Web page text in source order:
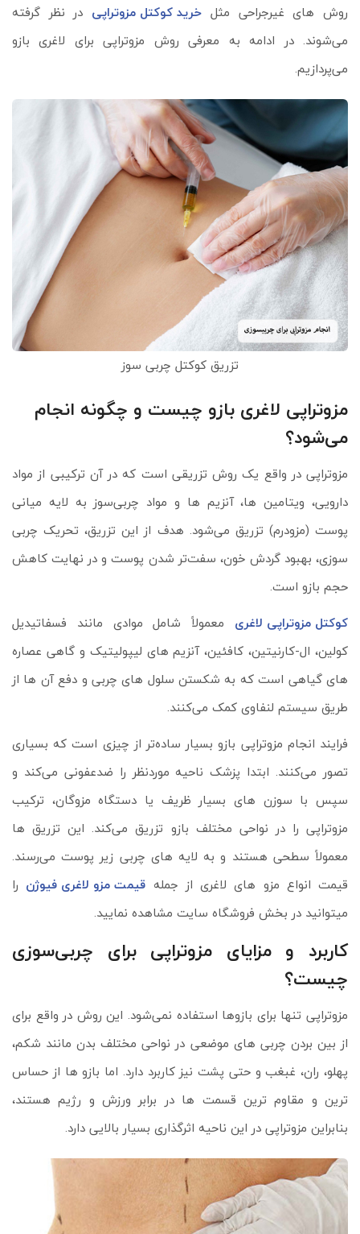
روش‌ های غیرجراحی مثل خرید کوکتل مزوتراپی در نظر گرفته
می‌شوند. در ادامه به معرفی روش مزوتراپی برای لاغری بازو
می‌پردازیم.
تزریق کوکتل چربی سوز
مزوتراپی لاغری بازو چیست و چگونه انجام
می‌شود؟
مزوتراپی در واقع یک روش تزریقی است که در آن ترکیبی از مواد
دارویی، ویتامین‌ ها، آنزیم‌ ها و مواد چربی‌سوز به لایه میانی
پوست (مزودرم) تزریق می‌شود. هدف از این تزریق، تحریک چربی‌
سوزی، بهبود گردش خون، سفت‌تر شدن پوست و در نهایت کاهش
حجم بازو است.
کوکتل مزوتراپی لاغری معمولاً شامل موادی مانند فسفاتیدیل
کولین، ال-کارنیتین، کافئین، آنزیم‌ های لیپولیتیک و گاهی عصاره‌
های گیاهی است که به شکستن سلول‌ های چربی و دفع آن‌ ها از
طریق سیستم لنفاوی کمک می‌کنند.
فرایند انجام مزوتراپی بازو بسیار ساده‌تر از چیزی است که بسیاری
تصور می‌کنند. ابتدا پزشک ناحیه موردنظر را ضدعفونی می‌کند و
سپس با سوزن‌ های بسیار ظریف یا دستگاه مزوگان، ترکیب
مزوتراپی را در نواحی مختلف بازو تزریق می‌کند. این تزریق‌ ها
معمولاً سطحی هستند و به لایه‌ های چربی زیر پوست می‌رسند.
قیمت انواع مزو های لاغری از جمله قیمت مزو لاغری فیوژن را
میتوانید در بخش فروشگاه سایت مشاهده نمایید.
کاربرد و مزایای مزوتراپی برای چربی‌سوزی
چیست؟
مزوتراپی تنها برای بازوها استفاده نمی‌شود. این روش در واقع برای
از بین بردن چربی‌ های موضعی در نواحی مختلف بدن مانند شکم،
پهلو، ران، غبغب و حتی پشت نیز کاربرد دارد. اما بازو ها از حساس‌
ترین و مقاوم‌ ترین قسمت‌ ها در برابر ورزش و رژیم هستند،
بنابراین مزوتراپی در این ناحیه اثرگذاری بسیار بالایی دارد.